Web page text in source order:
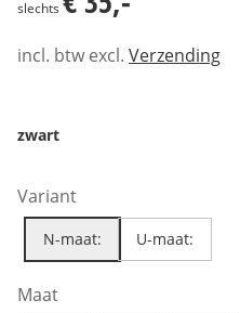
slechts
incl. btw excl. Verzending
zwart
Variant
N-maat: U-maat:
Maat